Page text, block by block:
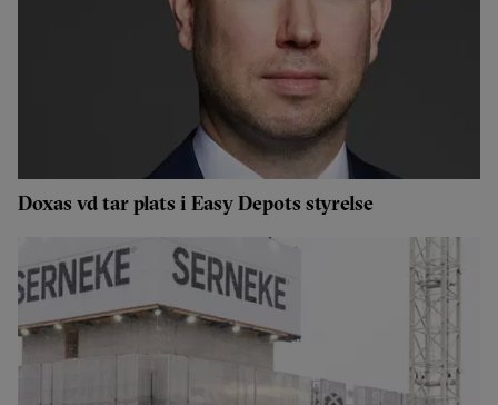
Doxas vd tar plats i Easy Depots styrelse